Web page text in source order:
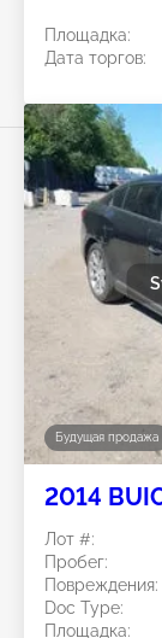
Площадка:
Дата торгов:
Будущая продажа
2014
Лот #:
Пробег:
Повреждения:
Doc Type:
Площадка: